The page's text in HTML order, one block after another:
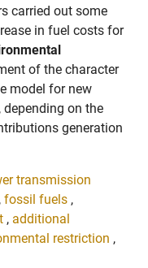
carried out some
in fuel costs for
of the character
model for new
on the
generation
transmission
, fossil fuels ,
, additional
restriction ,